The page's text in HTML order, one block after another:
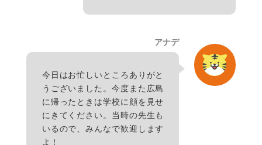
アナデ
今日はお忙しいところありがと
うございました。今度また広島
に帰ったときは学校に顔を見せ
にきてください。当時の先生も
いるので、みんなで歓迎します
よ！